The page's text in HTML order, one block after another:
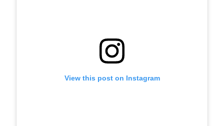
View this post on Instagram